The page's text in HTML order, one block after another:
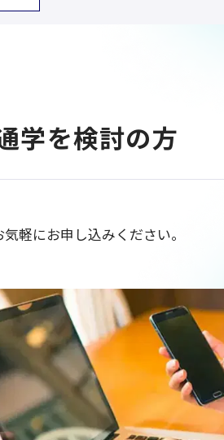
学を検討の方
軽にお申し込みください。